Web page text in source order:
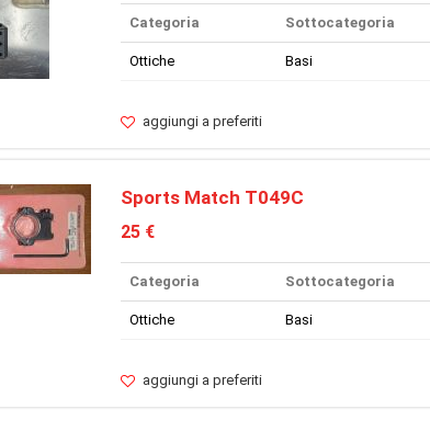
Categoria Sottocategoria
Ottiche Basi
aggiungi a preferiti
Sports Match T049C
25 €
Categoria Sottocategoria
Ottiche Basi
aggiungi a preferiti